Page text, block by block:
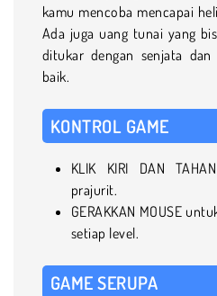
kamu mencoba mencapai
Ada juga uang tunai yang
ditukar dengan senjata
baik.
KONTROL GAME
KLIK KIRI DAN
prajurit.
GERAKKAN MOUSE
setiap level.
GAME SERUPA